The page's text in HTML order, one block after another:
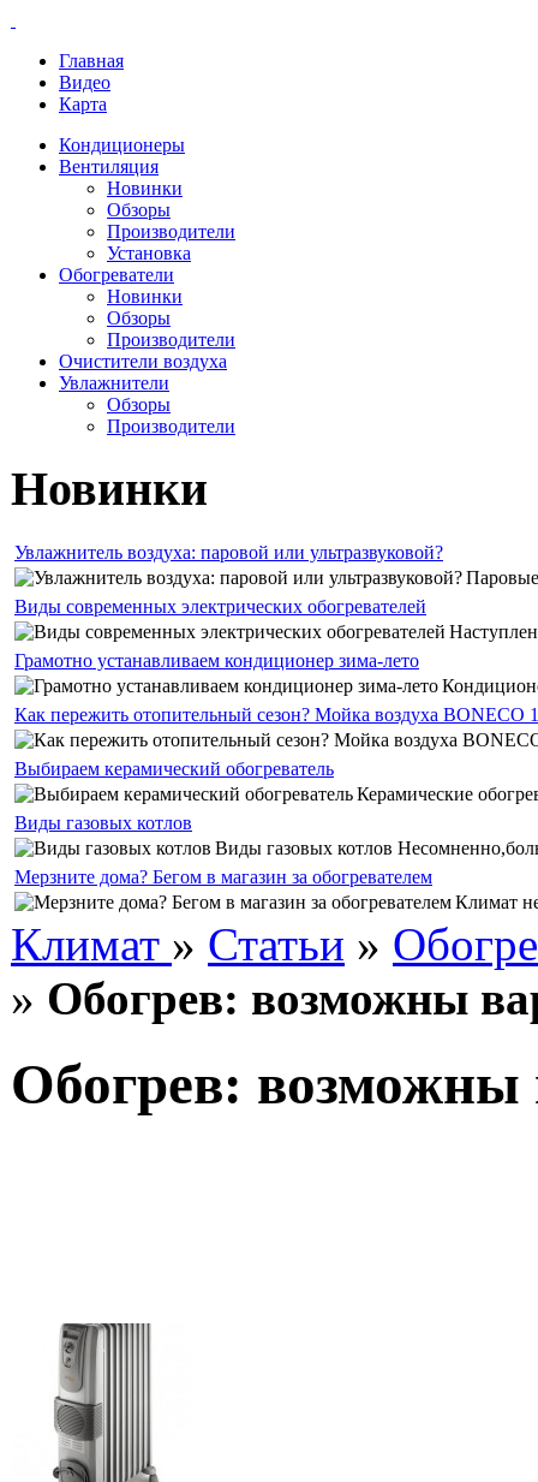
Главная
Видео
Карта
Кондиционеры
Вентиляция
Новинки
Обзоры
Производители
Установка
Обогреватели
Новинки
Обзоры
Производители
Очистители воздуха
Увлажнители
Обзоры
Производители
Новинки
Увлажнитель воздуха: паровой или ультразвуковой?
Виды современных электрических обогревателей
Грамотно устанавливаем кондиционер зима-лето
Как пережить отопительный сезон? Мойка воздуха BONECO
Выбираем керамический обогреватель
Керамические
Виды газовых котлов
Виды газовых котлов
Мерзните дома? Бегом в магазин за обогревателем
Климат
Климат » Статьи »
» Обогрев: возможны
Обогрев: